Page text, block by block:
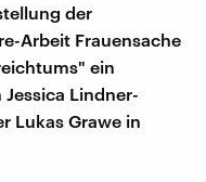
der
Arbeit Frauensache
ein
Lindner-
Lukas Grawe in